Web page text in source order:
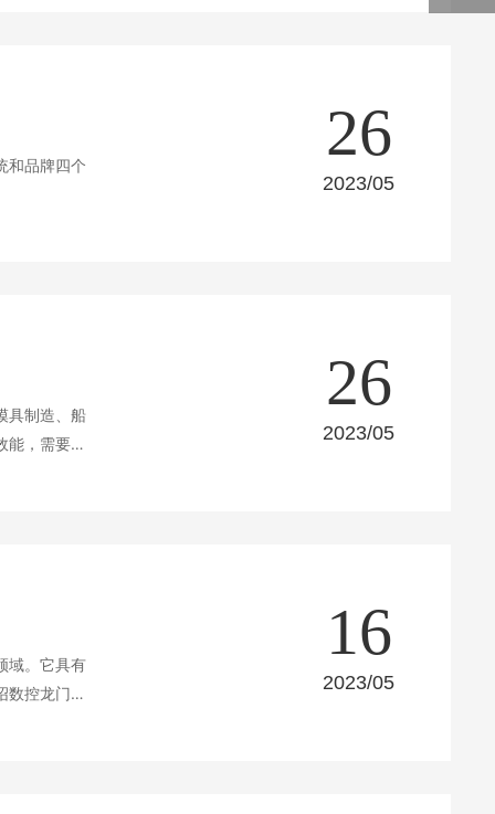
和品牌四个 26
2023/05
具制造、船
能，需要进
26
2023/05
域。它具有
数控龙门铣
16
2023/05